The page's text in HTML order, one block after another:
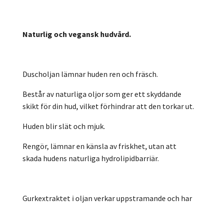
Naturlig och vegansk hudvård.
Duscholjan lämnar huden ren och fräsch.
Består av naturliga oljor som ger ett skyddande
skikt för din hud, vilket förhindrar att den torkar ut.
Huden blir slät och mjuk.
Rengör, lämnar en känsla av friskhet, utan att
skada hudens naturliga hydrolipidbarriär.
Gurkextraktet i oljan verkar uppstramande och har